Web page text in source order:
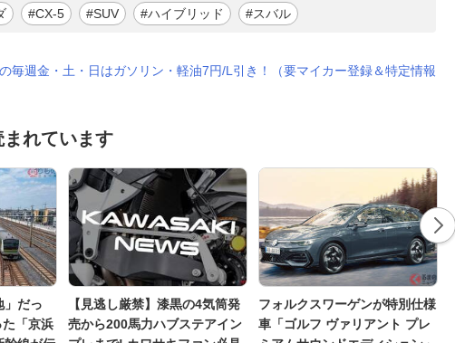
#CX-5 #SUV #ハイブリッド #スバル
毎週金・土・日はガソリン・軽油7円/L引き！（要マイカー登録＆特定情報
れています
」だっ
「京浜
【見逃し厳禁】漆黒の4気筒発
売から200馬力ハブステアイン
フォルクスワーゲンが特別仕様
車「ゴルフ ヴァリアント プレ